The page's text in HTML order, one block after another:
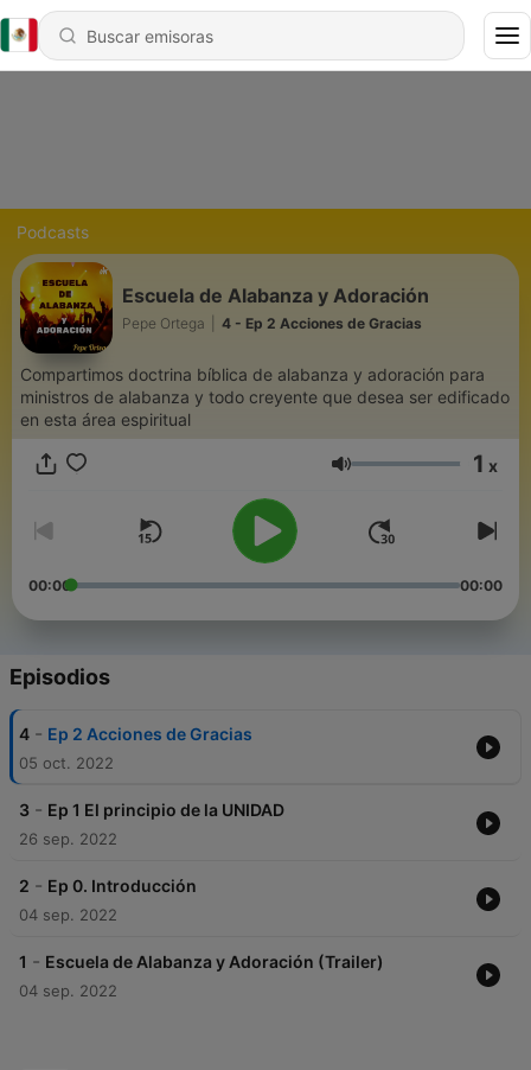
Podcasts
Escuela de Alabanza y Adoración
Pepe Ortega 4 - Ep 2 Acciones de Gracias
Compartimos doctrina bíblica de alabanza y adoración para
ministros de alabanza y todo creyente que desea ser edificado
en esta área espiritual
Volumen 1 x
00:00 00:00
Episodios
4 - Ep 2 Acciones de Gracias
05 oct. 2022
3 - Ep 1 El principio de la UNIDAD
26 sep. 2022
2 - Ep 0. Introducción
04 sep. 2022
1 - Escuela de Alabanza y Adoración (Trailer)
04 sep. 2022